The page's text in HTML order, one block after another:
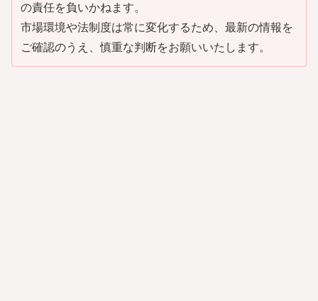
の責任を負いかねます。
市場環境や法制度は常に変化するため、最新の情報を
ご確認のうえ、慎重な判断をお願いいたします。